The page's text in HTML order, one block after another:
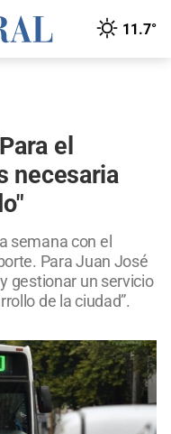
11.7°
el
necesaria
semana con el
Para Juan José
gestionar un servicio
de la ciudad”.